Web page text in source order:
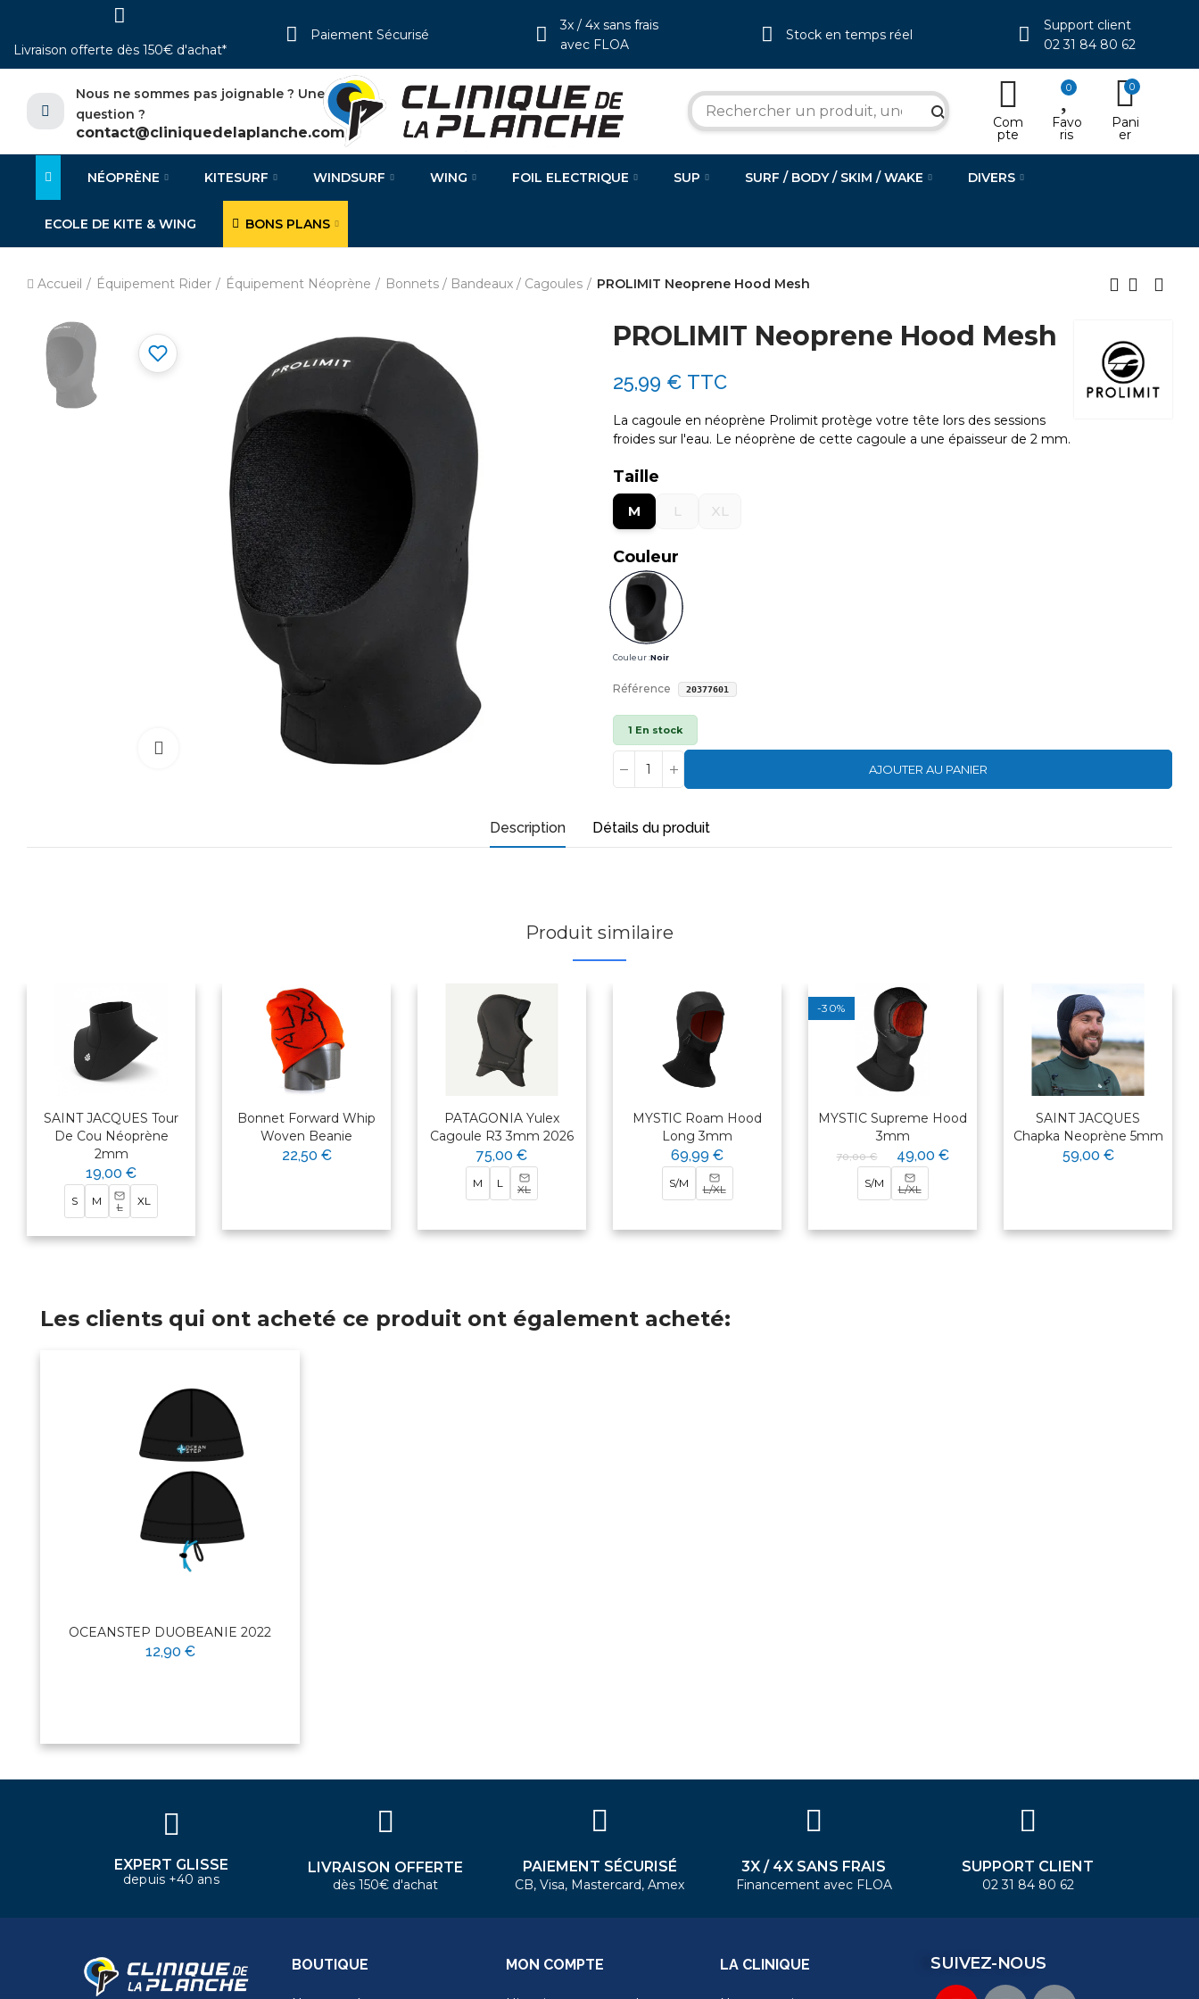
Livraison offerte dès 150€ d'achat*
Paiement Sécurisé
3x / 4x sans frais
avec FLOA
Stock en temps réel
Support client
02 31 84 80 62
Nous ne sommes pas joignable ? Une
question ?
contact@cliniquedelaplanche.com
search Com
pte
0
Favo
ris
0
Pani
er
NÉOPRÈNE KITESURF WINDSURF WING FOIL ELECTRIQUE SUP SURF / BODY / SKIM / WAKE DIVERS
ECOLE DE KITE & WING BONS PLANS
Accueil Équipement Rider Équipement Néoprène Bonnets / Bandeaux / Cagoules PROLIMIT Neoprene Hood Mesh
Cliquez pour agrandir
PROLIMIT Neoprene Hood Mesh
25,99 € TTC
La cagoule en néoprène Prolimit protège votre tête lors des sessions
froides sur l'eau. Le néoprène de cette cagoule a une épaisseur de 2 mm.
Taille
M L XL
Couleur
Couleur :Noir
Référence 20377601
1 En stock
AJOUTER AU PANIER
Description Détails du produit
Produit similaire
SAINT JACQUES Tour
De Cou Néoprène
2mm
19,00 €
S M L XL
Bonnet Forward Whip
Woven Beanie
22,50 €
PATAGONIA Yulex
Cagoule R3 3mm 2026
75,00 €
M L XL
MYSTIC Roam Hood
Long 3mm
69,99 €
S/M L/XL
-30%
MYSTIC Supreme Hood
3mm
70,00 € 49,00 €
S/M L/XL
SAINT JACQUES
Chapka Neoprène 5mm
59,00 €
Les clients qui ont acheté ce produit ont également acheté:
OCEANSTEP DUOBEANIE 2022
12,90 €
Bonjour ! Je suis votre expert
EXPERT GLISSE
depuis +40 ans
LIVRAISON OFFERTE
dès 150€ d'achat
PAIEMENT SÉCURISÉ
CB, Visa, Mastercard, Amex
3X / 4X SANS FRAIS
Financement avec FLOA
SUPPORT CLIENT
02 31 84 80 62
BOUTIQUE MON COMPTE LA CLINIQUE SUIVEZ-NOUS